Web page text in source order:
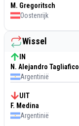
M. Gregoritsch
Oostenrijk
Wissel
IN
N. Alejandro Tagliafico
Argentinië
UIT
F. Medina
Argentinië